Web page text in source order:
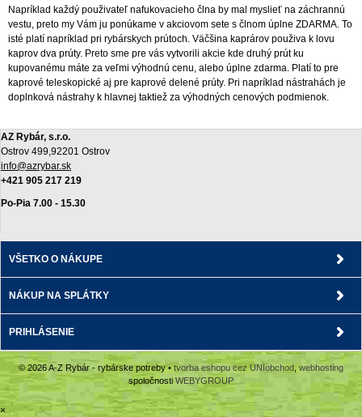
Napríklad každý použivateľ nafukovacieho člna by mal myslieť na záchrannú
vestu, preto my Vám ju ponúkame v akciovom sete s člnom úplne ZDARMA. To
isté platí napríklad pri rybárskych prútoch. Väčšina kaprárov použiva k lovu
kaprov dva prúty. Preto sme pre vás vytvorili akcie kde druhý prút ku
kupovanému máte za veľmi výhodnú cenu, alebo úplne zdarma. Platí to pre
kaprové teleskopické aj pre kaprové delené prúty. Pri napríklad nástrahách je
doplnková nástrahy k hlavnej taktiež za výhodných cenových podmienok.
AZ Rybár, s.r.o.
Ostrov 499,92201 Ostrov
info@azrybar.sk
+421 905 217 219
Po-Pia 7.00 - 15.30
VŠETKO O NÁKUPE
NÁKUP NA SPLÁTKY
PRIHLÁSENIE
© 2026 A-Z Rybár - rybárske potreby •tvorba eshopu cez UNIobchod webhosting
spoločnosti WEBYGROUP
×